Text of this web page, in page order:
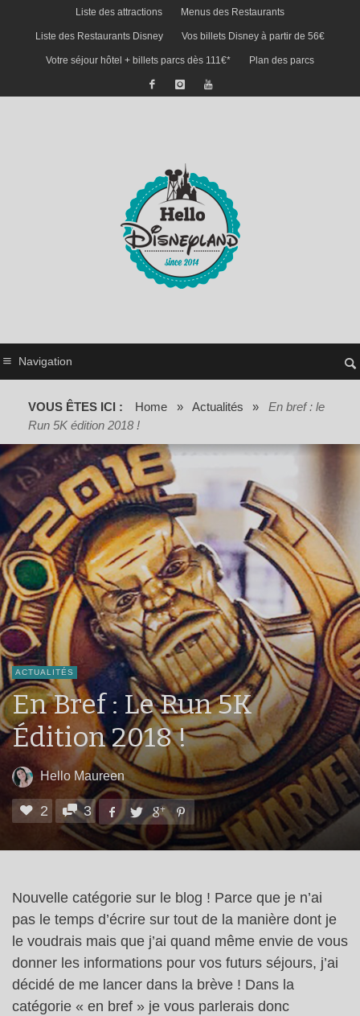
Liste des attractions Menus des Restaurants
Liste des Restaurants Disney Vos billets Disney à partir de 56€
Votre séjour hôtel + billets parcs dès 111€* Plan des parcs
Navigation
VOUS ÊTES ICI : Home » Actualités »
En bref : le
Run 5K édition 2018 !
ACTUALITÉS
En Bref : Le Run 5K
Édition 2018 !
Hello Maureen
2 3
Nouvelle catégorie sur le blog ! Parce que je n’ai
pas le temps d’écrire sur tout de la manière dont je
le voudrais mais que j’ai quand même envie de vous
donner les informations pour vos futurs séjours, j’ai
décidé de me lancer dans la brève ! Dans la
catégorie « en bref » je vous parlerais donc